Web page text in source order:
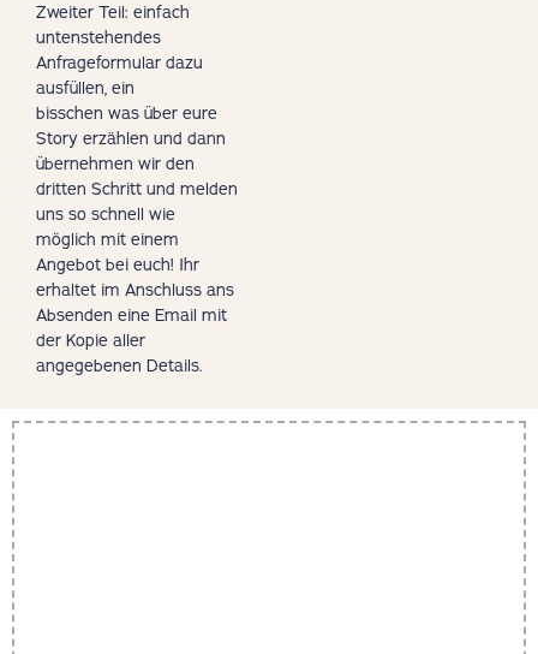
Zweiter Teil: einfach
untenstehendes
Anfrageformular dazu
ausfüllen, ein
bisschen was über eure
Story erzählen und dann
übernehmen wir den
dritten Schritt und melden
uns so schnell wie
möglich mit einem
Angebot bei euch! Ihr
erhaltet im Anschluss ans
Absenden eine Email mit
der Kopie aller
angegebenen Details.